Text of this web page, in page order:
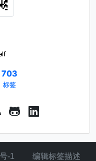
703
标签
-1 编辑标签描述